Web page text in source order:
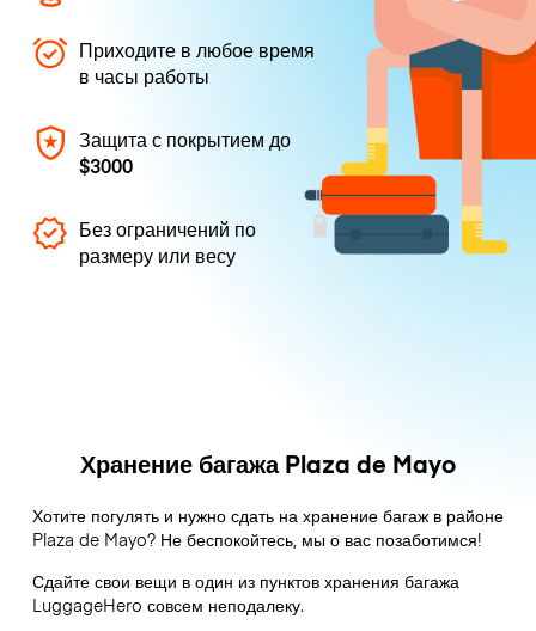
Приходите в любое время
в часы работы
Защита с покрытием до
$3000
Без ограничений по
размеру или весу
Хранение багажа Plaza de Mayo
Хотите погулять и нужно сдать на хранение багаж в районе
Plaza de Mayo? Не беспокойтесь, мы о вас позаботимся!
Сдайте свои вещи в один из пунктов хранения багажа
LuggageHero совсем неподалеку.